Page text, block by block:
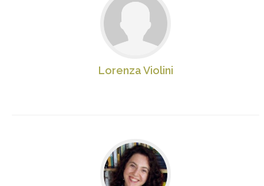
Lorenza Violini